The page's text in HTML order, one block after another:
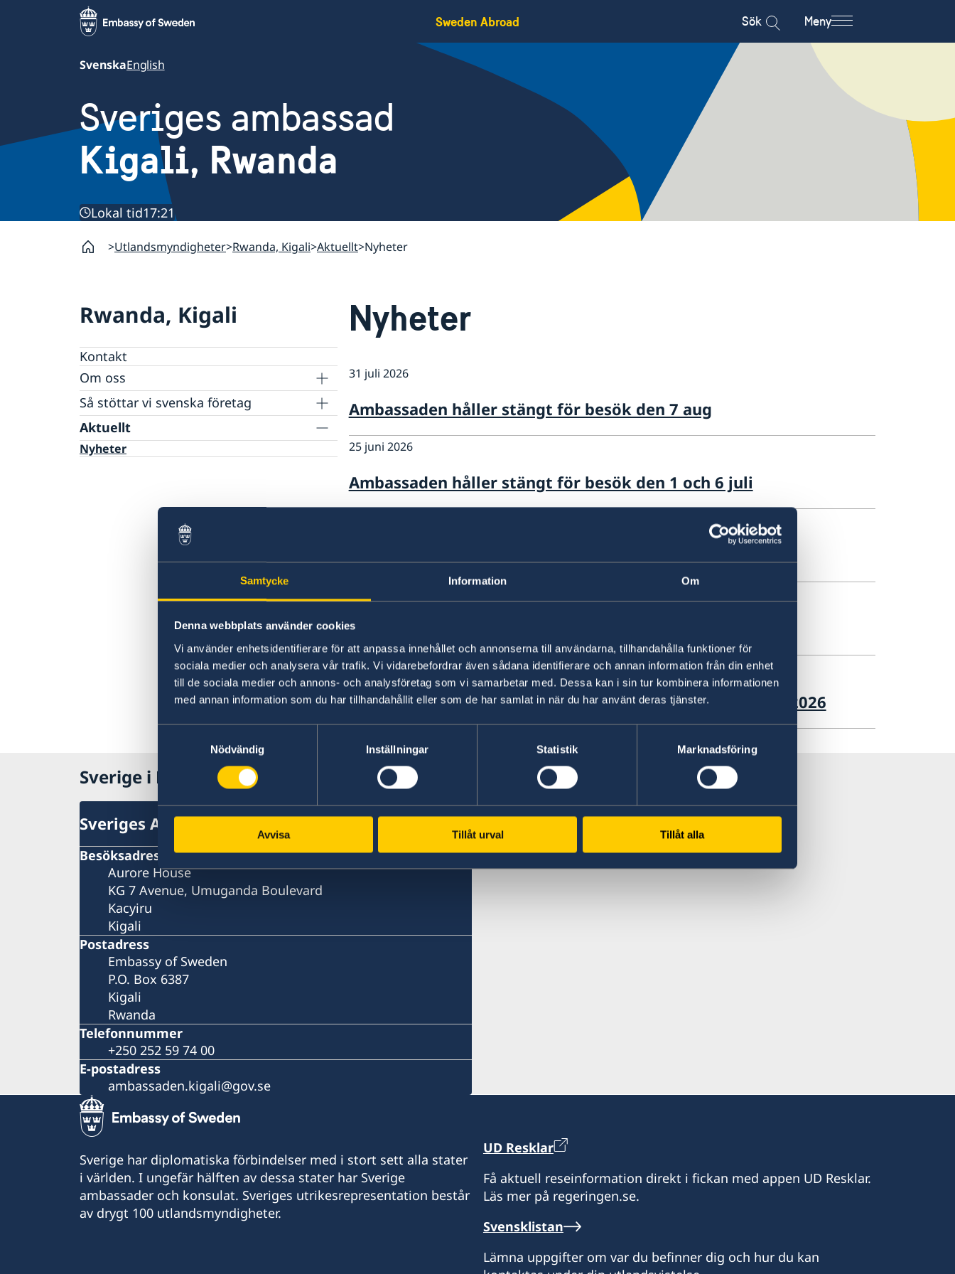
Samtycke Information Om
Denna webbplats använder cookies
Vi använder enhetsidentifierare för att anpassa innehållet och annonserna till användarna, tillhandahålla funktioner för
sociala medier och analysera vår trafik. Vi vidarebefordrar även sådana identifierare och annan information från din enhet
till de sociala medier och annons- och analysföretag som vi samarbetar med. Dessa kan i sin tur kombinera informationen
med annan information som du har tillhandahållit eller som de har samlat in när du har använt deras tjänster.
Nödvändig
Inställningar Statistik Marknadsföring
Avvisa Tillåt urval Tillåt alla
Sweden Abroad Sök Meny
SvenskaEnglish
Sveriges ambassad
Kigali, Rwanda
Lokal tid17:21
Utlandsmyndigheter Rwanda, Kigali Aktuellt Nyheter
Rwanda, Kigali
Kontakt
Om oss
Ambassadens personal
Så stöttar vi svenska företag
Vi är en resurs för svenska företag
Team Sweden
Så kan du få stöd
Aktuellt
Nyheter
Nyheter
31 juli 2026
Ambassaden håller stängt för besök den 7 aug
25 juni 2026
Ambassaden håller stängt för besök den 1 och 6 juli
Rösta i Rwanda 2026
23 mars 2026
Ambassaden tar inte emot besök 31 mars samt 3-7 april 2026
»
Sverige i Rwanda
Sveriges Ambassad
Besöksadress
Aurore House
KG 7 Avenue, Umuganda Boulevard
Kacyiru
Kigali
Postadress
Embassy of Sweden
P.O. Box 6387
Kigali
Rwanda
Telefonnummer
+250 252 59 74 00
E-postadress
ambassaden.kigali@gov.se
Sverige har diplomatiska förbindelser med i stort sett alla stater
i världen. I ungefär hälften av dessa stater har Sverige
ambassader och konsulat. Sveriges utrikesrepresentation består
av drygt 100 utlandsmyndigheter.
UD Resklar
Få aktuell reseinformation direkt i fickan med appen UD Resklar.
Läs mer på regeringen.se.
Svensklistan
Lämna uppgifter om var du befinner dig och hur du kan